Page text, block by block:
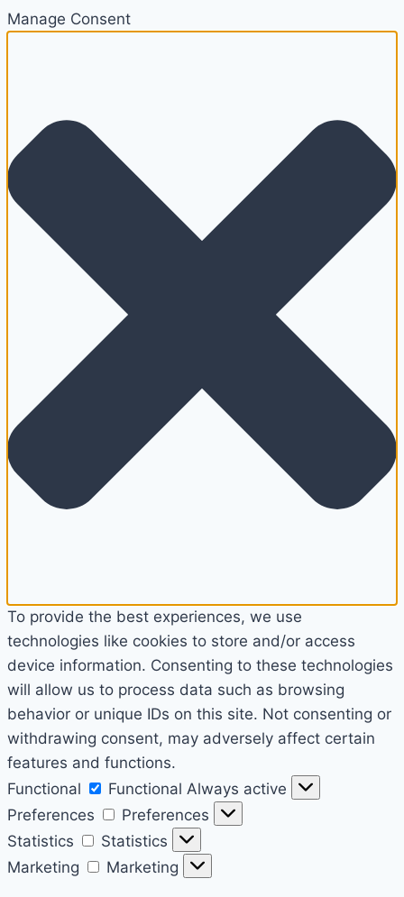
Manage Consent
To provide the best experiences, we use
technologies like cookies to store and/or access
device information. Consenting to these technologies
will allow us to process data such as browsing
behavior or unique IDs on this site. Not consenting or
withdrawing consent, may adversely affect certain
features and functions.
Functional
Functional Always active
Preferences
Preferences
Statistics
Statistics
Marketing
Marketing